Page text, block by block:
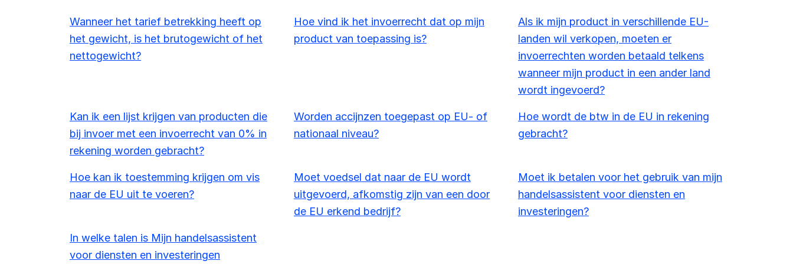
Wanneer het tarief betrekking heeft op
het gewicht, is het brutogewicht of het
nettogewicht?
Hoe vind ik het invoerrecht dat op mijn
product van toepassing is?
Als ik mijn product in verschillende EU-
landen wil verkopen, moeten er
invoerrechten worden betaald telkens
wanneer mijn product in een ander land
wordt ingevoerd?
Kan ik een lijst krijgen van producten die
bij invoer met een invoerrecht van 0% in
rekening worden gebracht?
Worden accijnzen toegepast op EU- of
nationaal niveau?
Hoe wordt de btw in de EU in rekening
gebracht?
Hoe kan ik toestemming krijgen om vis
naar de EU uit te voeren?
Moet voedsel dat naar de EU wordt
uitgevoerd, afkomstig zijn van een door
de EU erkend bedrijf?
Moet ik betalen voor het gebruik van mijn
handelsassistent voor diensten en
investeringen?
In welke talen is Mijn handelsassistent
voor diensten en investeringen